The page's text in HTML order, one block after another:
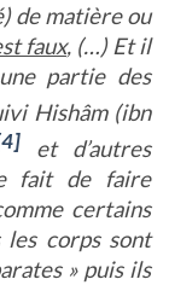
de matière ou
faux, (…) Et il
partie des
Hishâm (ibn
et d’autres
fait de faire
certains
les corps sont
» puis ils